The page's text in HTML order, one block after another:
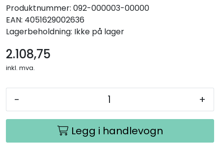
Produktnummer: 092-000003-00000
EAN: 4051629002636
Lagerbeholdning: Ikke på lager
2.108,75
inkl. mva.
- +
Legg i handlevogn